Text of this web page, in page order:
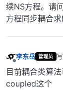
续NS方程。请
方程同步耦合求
李东岳 管理员
目前耦合类算
coupled这个